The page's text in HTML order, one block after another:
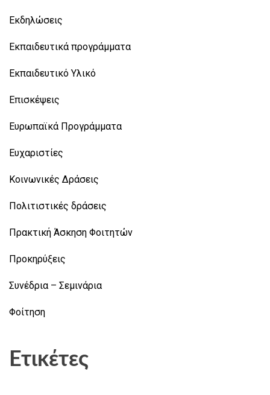
Εκδηλώσεις
Εκπαιδευτικά προγράμματα
Εκπαιδευτικό Υλικό
Επισκέψεις
Ευρωπαϊκά Προγράμματα
Ευχαριστίες
Κοινωνικές Δράσεις
Πολιτιστικές δράσεις
Πρακτική Άσκηση Φοιτητών
Προκηρύξεις
Συνέδρια – Σεμινάρια
Φοίτηση
Ετικέτες